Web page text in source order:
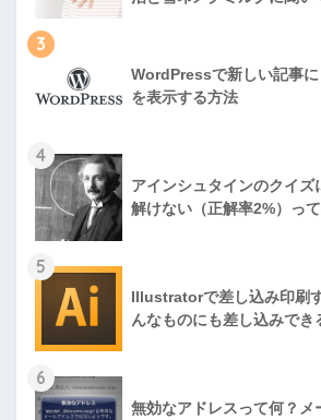
3
WordPressで新しい記事
を表示する方法
4
アインシュタインのクイズ
解けない（正解率2%）っ
5
Illustratorで差し込み印刷
んなものにも差し込みでき
6
無効なアドレスって何？メ